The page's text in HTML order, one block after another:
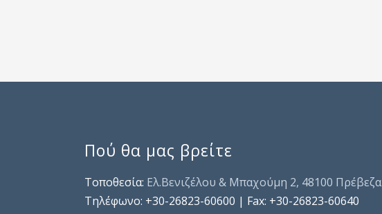
Πού θα μας βρείτε
Τοποθεσία: Ελ.Βενιζέλου & Μπαχούμη 2, 48100 Πρέβεζα
Τηλέφωνo: +30-26823-60600 | Fax: +30-26823-60640